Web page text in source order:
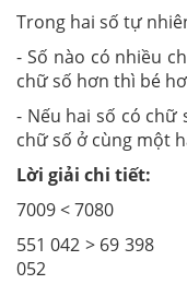
Trong hai số tự
- Số nào có nhiều
chữ số hơn thì bé
- Nếu hai số có chữ
chữ số ở cùng một
Lời giải chi tiết:
7009 <
551 042 >
052